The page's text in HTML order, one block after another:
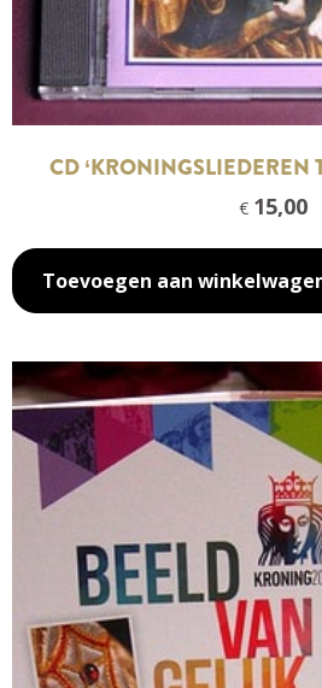
CD ‘KRONINGSLIEDEREN
€ 15,00
Toevoegen aan